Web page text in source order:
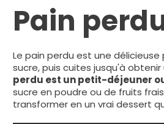
Pain
Le pain perdu est une
sucre, puis cuites jusqu'à
perdu est un petit-déjeuner
sucre en poudre ou de fruits
transformer en un vrai dessert